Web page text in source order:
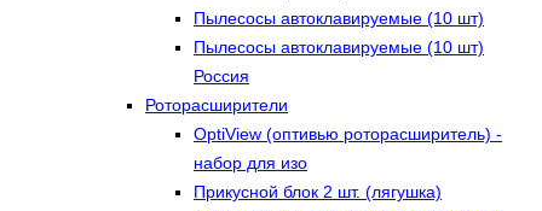
Пылесосы автоклавируемые (10 шт)
Пылесосы автоклавируемые (10 шт)
Россия
Роторасширители
OptiView (оптивью роторасширитель) -
набор для изо
Прикусной блок 2 шт. (лягушка)